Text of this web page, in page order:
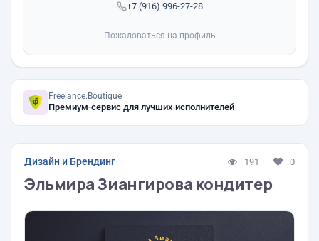
+7 (916) 996-27-28
Пожаловаться на профиль
Freelance.Boutique
Премиум-сервис для лучших исполнителей
Дизайн и Брендинг 191 0
Эльмира Зиангирова кондитер